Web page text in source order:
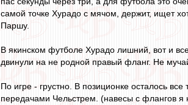
самой точке Хурадо с мячом, держит, ищет
Паршу.
В якинском футболе Хурадо лишний, вот и
двинули на не родной правый фланг. Не
По игре - грустно. В позиционке осталось
передачами Чельстрем. (навесы с флангов я